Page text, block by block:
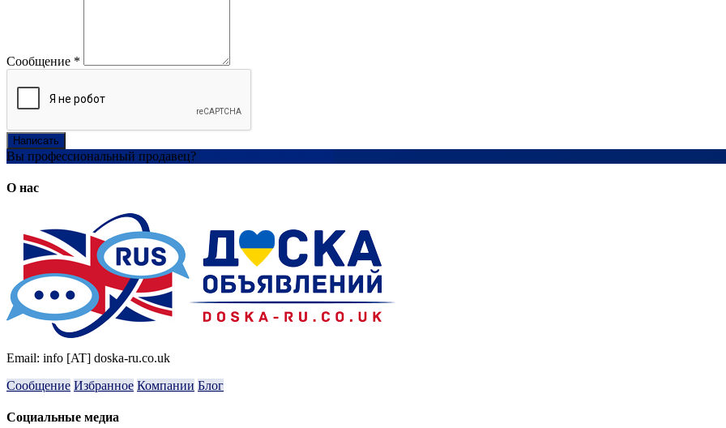
Сообщение *
Написать
Вы профессиональный продавец?
О нас
Email: info [AT] doska-ru.co.uk
Сообщение Избранное Компании Блог
Социальные медиа